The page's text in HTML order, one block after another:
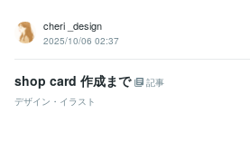
cheri _design
2025/10/06 02:37
shop card 作成まで
記事
デザイン・イラスト